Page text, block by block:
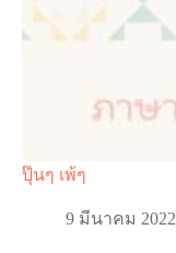
ปุ๊นๆ เพ้ๆ
9 มีนาคม 2022